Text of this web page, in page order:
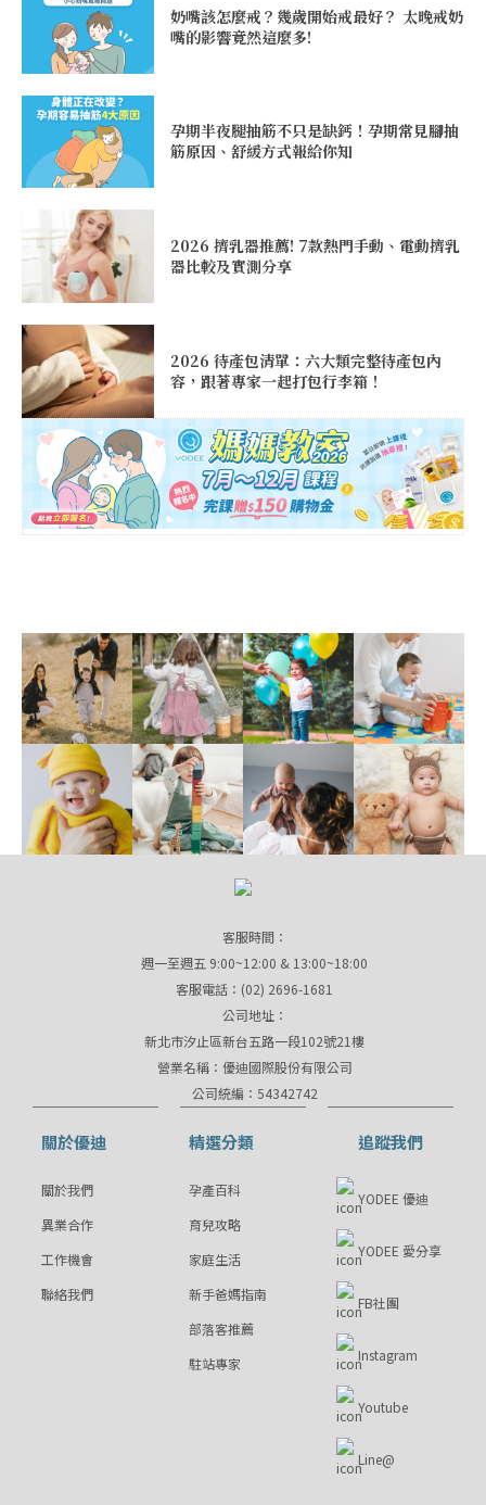
奶嘴該怎麼戒？幾歲開始戒最好？ 太晚戒奶
嘴的影響竟然這麼多!
孕期半夜腿抽筋不只是缺鈣！孕期常見腳抽
筋原因、舒緩方式報給你知
2026 擠乳器推薦! 7款熱門手動、電動擠乳
器比較及實測分享
2026 待產包清單：六大類完整待產包內
容，跟著專家一起打包行李箱！
客服時間：
週一至週五 9:00~12:00 & 13:00~18:00
客服電話：(02) 2696-1681
公司地址：
新北市汐止區新台五路一段102號21樓
營業名稱：優迪國際股份有限公司
公司統編：54342742
關於優迪
關於我們
異業合作
工作機會
聯絡我們
精選分類
孕產百科
育兒攻略
家庭生活
新手爸媽指南
部落客推薦
駐站專家
追蹤我們
YODEE 優迪
YODEE 愛分享
FB社團
Instagram
Youtube
Line@